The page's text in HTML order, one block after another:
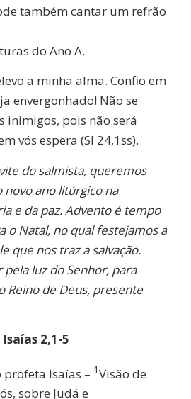
também cantar um refrão
do Ano A.
a minha alma. Confio em
envergonhado! Não se
inimigos, pois não será
vós espera (Sl 24,1ss).
do salmista, queremos
novo ano litúrgico na
e da paz. Advento é tempo
o Natal, no qual festejamos a
que nos traz a salvação.
luz do Senhor, para
Reino de Deus, presente
2,1-5
Isaías – 1Visão de
sobre Judá e